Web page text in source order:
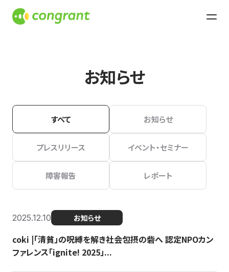
お知らせ
すべて お知らせ
プレスリリース イベント・セミナー
障害報告 レポート
2025.12.10 お知らせ
coki |「清貧」の呪縛を解き社会包摂の砦へ 認定NPOカン
ファレンス「ignite! 2025」...